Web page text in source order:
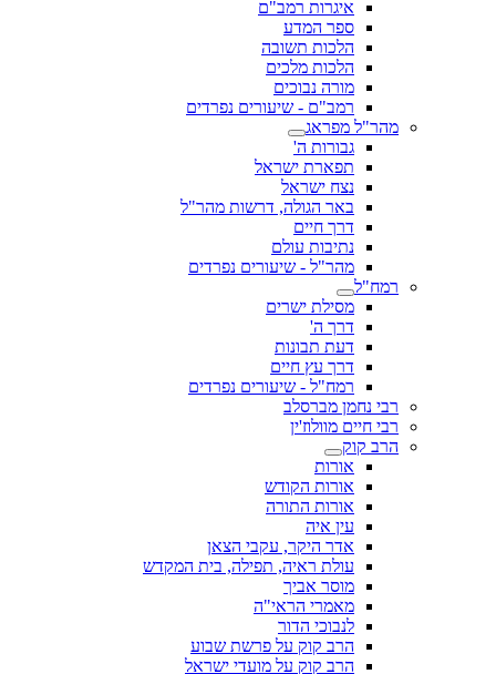
איגרות רמב"ם
ספר המדע
הלכות תשובה
הלכות מלכים
מורה נבוכים
רמב"ם - שיעורים נפרדים
מהר"ל מפראג
גבורות ה'
תפארת ישראל
נצח ישראל
באר הגולה, דרשות מהר"ל
דרך חיים
נתיבות עולם
מהר"ל - שיעורים נפרדים
רמח"ל
מסילת ישרים
דרך ה'
דעת תבונות
דרך עץ חיים
רמח"ל - שיעורים נפרדים
רבי נחמן מברסלב
רבי חיים מוולוז'ין
הרב קוק
אורות
אורות הקודש
אורות התורה
עין איה
אדר היקר, עקבי הצאן
עולת ראיה, תפילה, בית המקדש
מוסר אביך
מאמרי הראי"ה
לנבוכי הדור
הרב קוק על פרשת שבוע
הרב קוק על מועדי ישראל